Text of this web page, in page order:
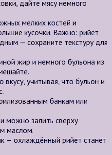
дайте мясу немного
мелких костей и
кусочки. Важно: рийет
— сохраните текстуру для
жир и немного бульона из
учитывая, что бульон и
банкам или
можно залить сверху
маслом.
— охлаждённый рийет станет